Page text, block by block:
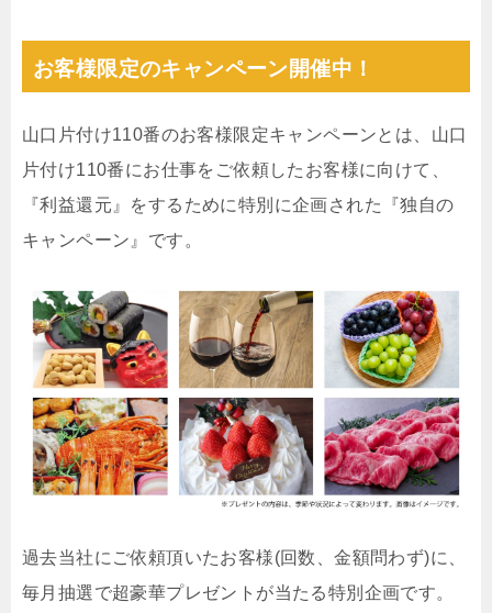
お客様限定のキャンペーン開催中！
山口片付け110番のお客様限定キャンペーンとは、山口
片付け110番にお仕事をご依頼したお客様に向けて、
『利益還元』をするために特別に企画された『独自の
キャンペーン』です。
過去当社にご依頼頂いたお客様(回数、金額問わず)に、
毎月抽選で超豪華プレゼントが当たる特別企画です。